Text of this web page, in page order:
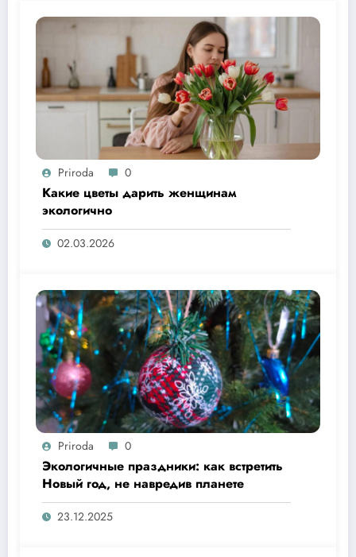
Priroda 0
Какие цветы дарить женщинам
экологично
02.03.2026
Priroda 0
Экологичные праздники: как встретить
Новый год, не навредив планете
23.12.2025